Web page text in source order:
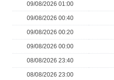
09/08/2026 01:00
09/08/2026 00:40
09/08/2026 00:20
09/08/2026 00:00
08/08/2026 23:40
08/08/2026 23:00